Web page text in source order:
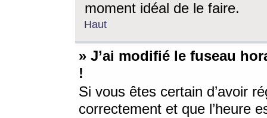
moment idéal de le faire.
Haut
» J’ai modifié le fuseau
!
Si vous êtes certain d’avoir
correctement et que l’heure